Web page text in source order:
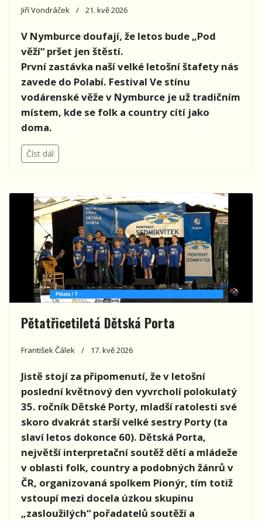
Jiří Vondráček 21. kvě 2026
V Nymburce doufají, že letos bude „Pod
věží“ pršet jen štěstí.
První zastávka naší velké letošní štafety nás
zavede do Polabí. Festival Ve stínu
vodárenské věže v Nymburce je už tradičním
místem, kde se folk a country cítí jako
doma.
Číst dál
Pětatřicetiletá Dětská Porta
František Čálek 17. kvě 2026
Jistě stojí za připomenutí, že v letošní
poslední květnový den vyvrcholí polokulatý
35. ročník Dětské Porty, mladší ratolesti své
skoro dvakrát starší velké sestry Porty (ta
slaví letos dokonce 60). Dětská Porta,
největší interpretační soutěž dětí a mládeže
v oblasti folk, country a podobných žánrů v
ČR, organizovaná spolkem Pionýr, tím totiž
vstoupí mezi docela úzkou skupinu
„zasloužilých“ pořadatelů soutěží a